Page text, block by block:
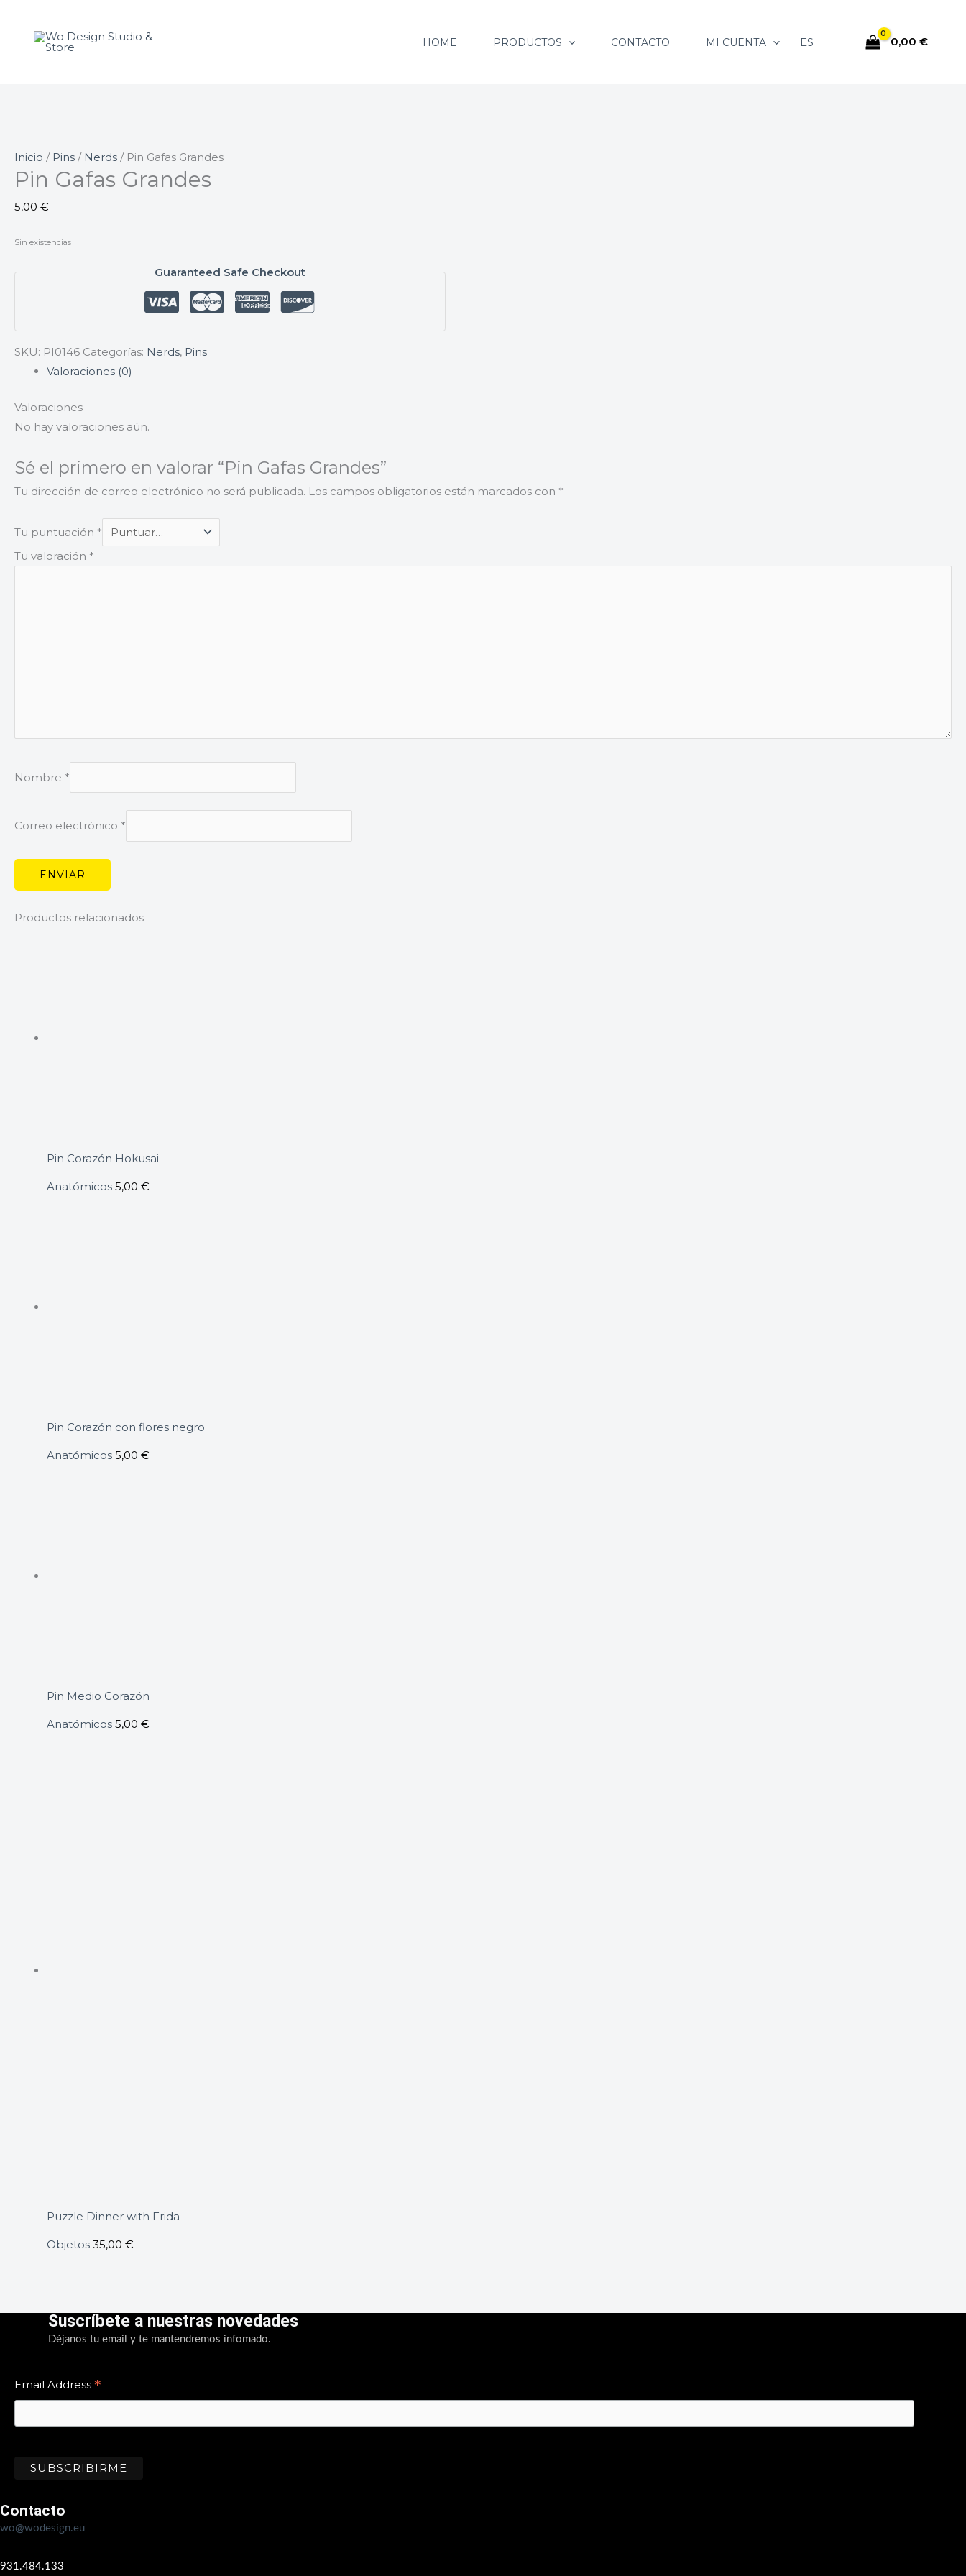
contenido
HOME PRODUCTOS CONTACTO MI CUENTA ES 0,00€
Inicio / Pins / Nerds / Pin Gafas Grandes
Pin Gafas Grandes
5,00 €
Sin existencias
Guaranteed Safe Checkout
SKU: PI0146 Categorías: Nerds, Pins
Valoraciones (0)
Valoraciones
No hay valoraciones aún.
Sé el primero en valorar “Pin Gafas Grandes”
Tu dirección de correo electrónico no será publicada. Los campos obligatorios están marcados con *
Tu puntuación *
Tu valoración *
Nombre *
Correo electrónico *
Productos relacionados
Pin Corazón Hokusai
Anatómicos 5,00 €
Pin Corazón con flores negro
Anatómicos 5,00 €
Pin Medio Corazón
Anatómicos 5,00 €
Puzzle Dinner with Frida
Objetos 35,00 €
Suscríbete a nuestras novedades
Déjanos tu email y te mantendremos infomado.
Email Address *
Contacto
wo@wodesign.eu
931.484.133